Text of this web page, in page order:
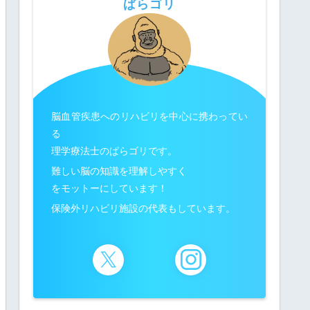
ぱらゴリ
脳血管疾患へのリハビリを中心に携わってい
る
理学療法士のぱらゴリです。
難しい脳の知識を理解しやすく
をモットーにしています！
保険外リハビリ施設の代表もしています。